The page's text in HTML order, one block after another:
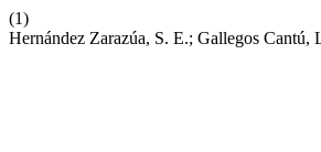
(1)
Hernández Zarazúa, S. E.; Gallegos